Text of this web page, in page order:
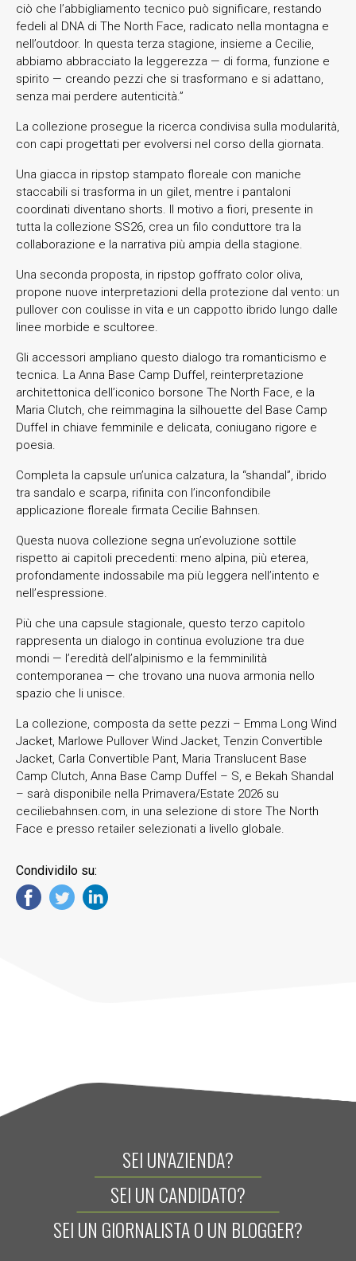
ciò che l’abbigliamento tecnico può significare, restando
fedeli al DNA di The North Face, radicato nella montagna e
nell’outdoor. In questa terza stagione, insieme a Cecilie,
abbiamo abbracciato la leggerezza — di forma, funzione e
spirito — creando pezzi che si trasformano e si adattano,
senza mai perdere autenticità.”
La collezione prosegue la ricerca condivisa sulla modularità,
con capi progettati per evolversi nel corso della giornata.
Una giacca in ripstop stampato floreale con maniche
staccabili si trasforma in un gilet, mentre i pantaloni
coordinati diventano shorts. Il motivo a fiori, presente in
tutta la collezione SS26, crea un filo conduttore tra la
collaborazione e la narrativa più ampia della stagione.
Una seconda proposta, in ripstop goffrato color oliva,
propone nuove interpretazioni della protezione dal vento: un
pullover con coulisse in vita e un cappotto ibrido lungo dalle
linee morbide e scultoree.
Gli accessori ampliano questo dialogo tra romanticismo e
tecnica. La Anna Base Camp Duffel, reinterpretazione
architettonica dell’iconico borsone The North Face, e la
Maria Clutch, che reimmagina la silhouette del Base Camp
Duffel in chiave femminile e delicata, coniugano rigore e
poesia.
Completa la capsule un’unica calzatura, la “shandal”, ibrido
tra sandalo e scarpa, rifinita con l’inconfondibile
applicazione floreale firmata Cecilie Bahnsen.
Questa nuova collezione segna un’evoluzione sottile
rispetto ai capitoli precedenti: meno alpina, più eterea,
profondamente indossabile ma più leggera nell’intento e
nell’espressione.
Più che una capsule stagionale, questo terzo capitolo
rappresenta un dialogo in continua evoluzione tra due
mondi — l’eredità dell’alpinismo e la femminilità
contemporanea — che trovano una nuova armonia nello
spazio che li unisce.
La collezione, composta da sette pezzi – Emma Long Wind
Jacket, Marlowe Pullover Wind Jacket, Tenzin Convertible
Jacket, Carla Convertible Pant, Maria Translucent Base
Camp Clutch, Anna Base Camp Duffel – S, e Bekah Shandal
– sarà disponibile nella Primavera/Estate 2026 su
ceciliebahnsen.com, in una selezione di store The North
Face e presso retailer selezionati a livello globale.
Condividilo su:
SEI UN'AZIENDA?
SEI UN CANDIDATO?
SEI UN GIORNALISTA O UN BLOGGER?